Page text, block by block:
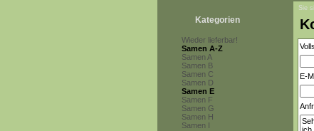
Kategorien
Wieder lieferbar!
Samen A-Z
Samen A
Samen B
Samen C
Samen D
Samen E
Samen F
Samen G
Samen H
Samen I
Sie
E-